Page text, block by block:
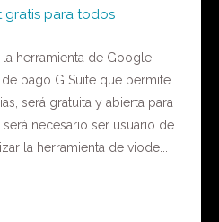
gratis para todos
herramienta de Google
pago G Suite que permite
será gratuita y abierta para
necesario ser usuario de
la herramienta de viode...